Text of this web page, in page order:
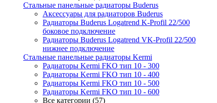
Стальные панельные радиаторы Buderus
Аксессуары для радиаторов Buderus
Радиаторы Buderus Logatrend K-Profil 22/500
боковое подключение
Радиаторы Buderus Logatrend VK-Profil 22/500
нижнее подключение
Стальные панельные радиаторы Kermi
Радиаторы Kermi FKO тип 10 - 300
Радиаторы Kermi FKO тип 10 - 400
Радиаторы Kermi FKO тип 10 - 500
Радиаторы Kermi FKO тип 10 - 600
Все категории (57)